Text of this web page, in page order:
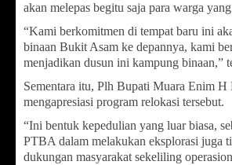
akan melepas begitu saja para warga
“Kami berkomitmen di tempat baru ini
binaan Bukit Asam ke depannya, kami
menjadikan dusun ini kampung binaan,”
Sementara itu, Plh Bupati Muara Enim H
mengapresiasi program relokasi tersebut.
“Ini bentuk kepedulian yang luar biasa,
PTBA dalam melakukan eksplorasi juga
dukungan masyarakat sekeliling